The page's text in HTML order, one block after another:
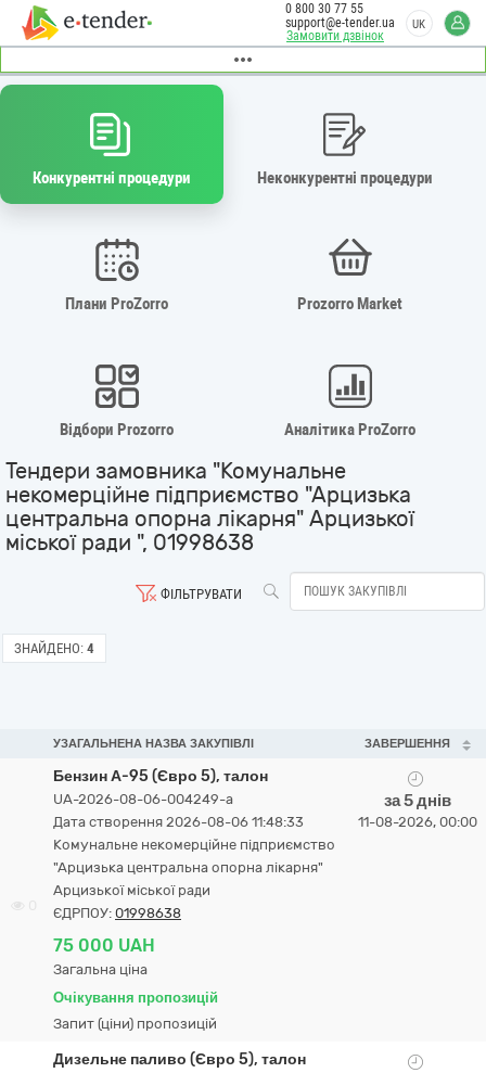
Замовити дзвінок
0 800 30 77 55
support@e-tender.ua
UK
Конкурентні процедури Неконкурентні процедури
Плани ProZorro Prozorro Market
Відбори Prozorro Аналітика ProZorro
Тендери замовника "Комунальне
некомерційне підприємство "Арцизька
центральна опорна лікарня" Арцизької
міської ради ", 01998638
ФІЛЬТРУВАТИ
ЗНАЙДЕНО: 4
УЗАГАЛЬНЕНА НАЗВА ЗАКУПІВЛІ ЗАВЕРШЕННЯ
Бензин А-95 (Євро 5), талон
UA-2026-08-06-004249-a
Дата створення 2026-08-06 11:48:33
Комунальне некомерційне підприємство
"Арцизька центральна опорна лікарня"
Арцизької міської ради
ЄДРПОУ: 01998638
75 000 UAH
Загальна ціна
Очікування пропозицій
Запит (ціни) пропозицій
за 5 днів
11-08-2026, 00:00
Дизельне паливо (Євро 5), талон